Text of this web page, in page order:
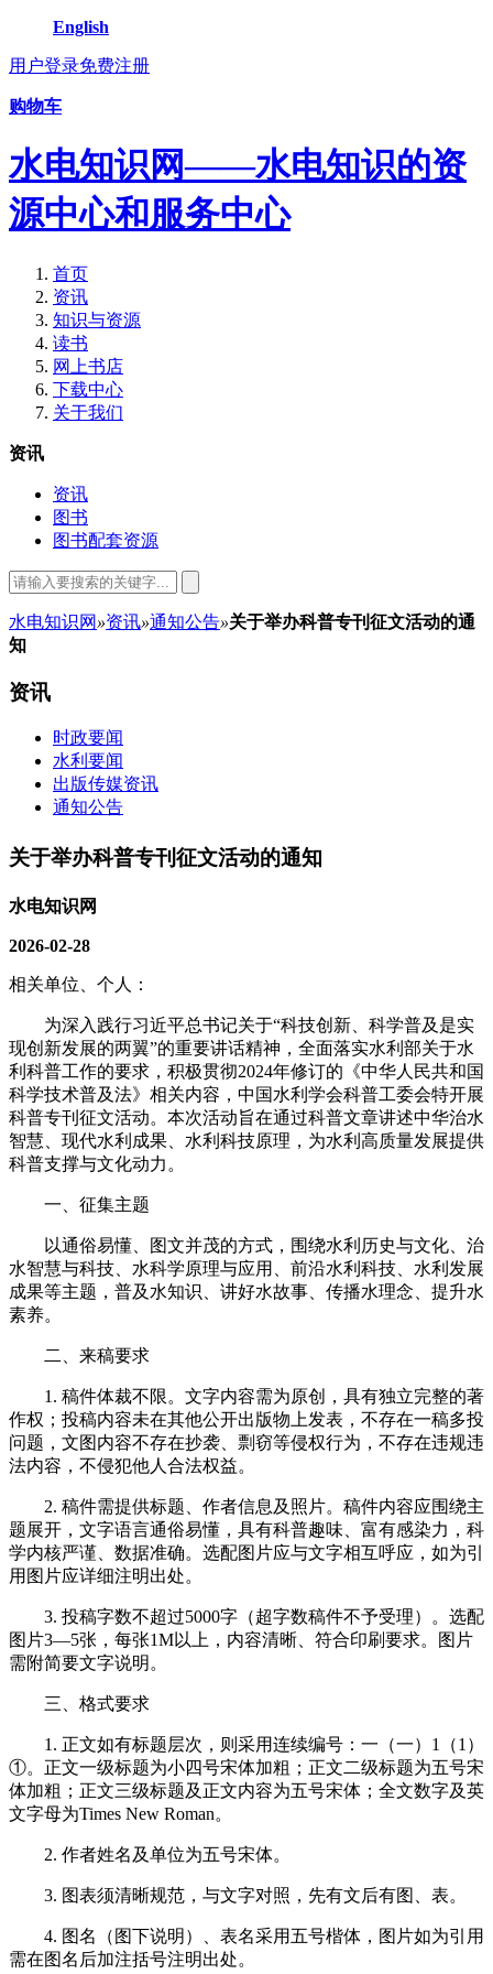
English
用户登录免费注册
购物车
水电知识网——水电知识的资
源中心和服务中心
首页
资讯
知识与资源
读书
网上书店
下载中心
关于我们
资讯
资讯
图书
图书配套资源
水电知识网 »资讯»通知公告»关于举办科普专刊征文活动的通
知
资讯
时政要闻
水利要闻
出版传媒资讯
通知公告
关于举办科普专刊征文活动的通知
水电知识网
2026-02-28
相关单位、个人：
为深入践行习近平总书记关于“科技创新、科学普及是实
现创新发展的两翼”的重要讲话精神，全面落实水利部关于水
利科普工作的要求，积极贯彻2024年修订的《中华人民共和国
科学技术普及法》相关内容，中国水利学会科普工委会特开展
科普专刊征文活动。本次活动旨在通过科普文章讲述中华治水
智慧、现代水利成果、水利科技原理，为水利高质量发展提供
科普支撑与文化动力。
一、征集主题
以通俗易懂、图文并茂的方式，围绕水利历史与文化、治
水智慧与科技、水科学原理与应用、前沿水利科技、水利发展
成果等主题，普及水知识、讲好水故事、传播水理念、提升水
素养。
二、来稿要求
1. 稿件体裁不限。文字内容需为原创，具有独立完整的著
作权；投稿内容未在其他公开出版物上发表，不存在一稿多投
问题，文图内容不存在抄袭、剽窃等侵权行为，不存在违规违
法内容，不侵犯他人合法权益。
2. 稿件需提供标题、作者信息及照片。稿件内容应围绕主
题展开，文字语言通俗易懂，具有科普趣味、富有感染力，科
学内核严谨、数据准确。选配图片应与文字相互呼应，如为引
用图片应详细注明出处。
3. 投稿字数不超过5000字（超字数稿件不予受理）。选配
图片3—5张，每张1M以上，内容清晰、符合印刷要求。图片
需附简要文字说明。
三、格式要求
1. 正文如有标题层次，则采用连续编号：一（一）1（1）
①。正文一级标题为小四号宋体加粗；正文二级标题为五号宋
体加粗；正文三级标题及正文内容为五号宋体；全文数字及英
文字母为Times New Roman。
2. 作者姓名及单位为五号宋体。
3. 图表须清晰规范，与文字对照，先有文后有图、表。
4. 图名（图下说明）、表名采用五号楷体，图片如为引用
需在图名后加注括号注明出处。